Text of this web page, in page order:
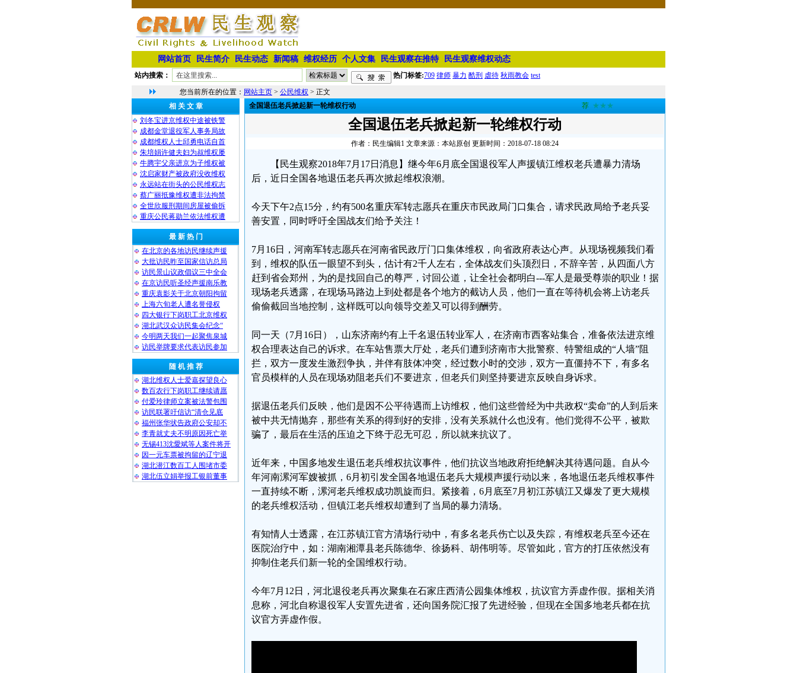
网站首页 民生简介 民生动态 新闻稿 维权经历 个人文集 民生观察在推特 民生观察维权动态
站内搜索： 热门标签:709 律师 暴力 酷刑 虐待 秋雨教会 test
您当前所在的位置： 网站主页 > 公民维权 > 正文
相 关 文 章
刘冬宝进京维权中途被铁警
成都金堂退役军人事务局故
成都维权人士邱勇电话自首
朱培娟许健夫妇为叔维权屡
牛腾宇父亲进京为子维权被
沈启家财产被政府没收维权
永远站在街头的公民维权志
蔡广丽抵豫维权遭非法拘禁
全世欣服刑期间房屋被偷拆
重庆公民蒋勋兰依法维权遭
最 新 热 门
在北京的各地访民继续声援
大批访民昨至国家信访总局
访民景山议政倡议三中全会
在京访民听圣经声援南乐教
重庆袁影关于北京朝阳拘留
上海六旬老人遭名誉侵权
四大银行下岗职工北京维权
湖北武汉众访民集会纪念“
今明两天我们一起聚焦泉城
访民举牌要求代表访民参加
随 机 推 荐
湖北维权人士爱嘉探望良心
数百农行下岗职工继续请愿
付爱玲律师立案被法警包围
访民联署吁信访“清仓见底
福州张华状告政府公安却不
李青就丈夫不明原因死亡举
无锡413沈愛斌等人案件将开
因一元车票被拘留的辽宁退
湖北潜江数百工人围堵市委
湖北伍立娟举报工银前董事
全国退伍老兵掀起新一轮维权行动 荐 ★★★
全国退伍老兵掀起新一轮维权行动
作者：民生编辑1 文章来源：本站原创 更新时间：2018-07-18 08:24
【民生观察2018年7月17日消息】继今年6月底全国退役军人声援镇江维权老兵遭暴力清场
后，近日全国各地退伍老兵再次掀起维权浪潮。
今天下午2点15分，约有500名重庆军转志愿兵在重庆市民政局门口集合，请求民政局给予老兵妥
善安置，同时呼吁全国战友们给予关注！
7月16日，河南军转志愿兵在河南省民政厅门口集体维权，向省政府表达心声。从现场视频我们看
到，维权的队伍一眼望不到头，估计有2千人左右，全体战友们头顶烈日，不辞辛苦，从四面八方
赶到省会郑州，为的是找回自己的尊严，讨回公道，让全社会都明白---军人是最受尊崇的职业！据
现场老兵透露，在现场马路边上到处都是各个地方的截访人员，他们一直在等待机会将上访老兵
偷偷截回当地控制，这样既可以向领导交差又可以得到酬劳。
同一天（7月16日），山东济南约有上千名退伍转业军人，在济南市西客站集合，准备依法进京维
权合理表达自己的诉求。在车站售票大厅处，老兵们遭到济南市大批警察、特警组成的“人墙”阻
拦，双方一度发生激烈争执，并伴有肢体冲突，经过数小时的交涉，双方一直僵持不下，有多名
官员模样的人员在现场劝阻老兵们不要进京，但老兵们则坚持要进京反映自身诉求。
据退伍老兵们反映，他们是因不公平待遇而上访维权，他们这些曾经为中共政权“卖命”的人到后来
被中共无情抛弃，那些有关系的得到好的安排，没有关系就什么也没有。他们觉得不公平，被欺
骗了，最后在生活的压迫之下终于忍无可忍，所以就来抗议了。
近年来，中国多地发生退伍老兵维权抗议事件，他们抗议当地政府拒绝解决其待遇问题。自从今
年河南漯河军嫂被抓，6月初引发全国各地退伍老兵大规模声援行动以来，各地退伍老兵维权事件
一直持续不断，漯河老兵维权成功凯旋而归。紧接着，6月底至7月初江苏镇江又爆发了更大规模
的老兵维权活动，但镇江老兵维权却遭到了当局的暴力清场。
有知情人士透露，在江苏镇江官方清场行动中，有多名老兵伤亡以及失踪，有维权老兵至今还在
医院治疗中，如：湖南湘潭县老兵陈德华、徐扬科、胡伟明等。尽管如此，官方的打压依然没有
抑制住老兵们新一轮的全国维权行动。
今年7月12日，河北退役老兵再次聚集在石家庄西清公园集体维权，抗议官方弄虚作假。据相关消
息称，河北自称退役军人安置先进省，还向国务院汇报了先进经验，但现在全国多地老兵都在抗
议官方弄虚作假。